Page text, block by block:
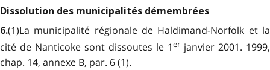
Dissolution des municipalités démembrées
6.(1)La municipalité régionale de Haldimand-Norfolk et la
cité de Nanticoke sont dissoutes le 1er janvier 2001. 1999,
chap. 14, annexe B, par. 6 (1).